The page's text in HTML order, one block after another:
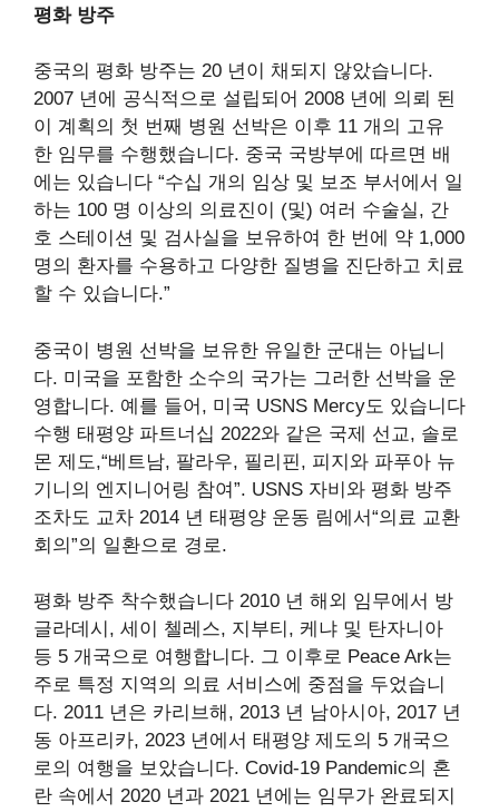
평화 방주
중국의 평화 방주는 20 년이 채되지 않았습니다.
2007 년에 공식적으로 설립되어 2008 년에 의뢰 된
이 계획의 첫 번째 병원 선박은 이후 11 개의 고유
한 임무를 수행했습니다. 중국 국방부에 따르면 배
에는 있습니다 “수십 개의 임상 및 보조 부서에서 일
하는 100 명 이상의 의료진이 (및) 여러 수술실, 간
호 스테이션 및 검사실을 보유하여 한 번에 약 1,000
명의 환자를 수용하고 다양한 질병을 진단하고 치료
할 수 있습니다.”
중국이 병원 선박을 보유한 유일한 군대는 아닙니
다. 미국을 포함한 소수의 국가는 그러한 선박을 운
영합니다. 예를 들어, 미국 USNS Mercy도 있습니다
수행 태평양 파트너십 2022와 같은 국제 선교, 솔로
몬 제도,“베트남, 팔라우, 필리핀, 피지와 파푸아 뉴
기니의 엔지니어링 참여”. USNS 자비와 평화 방주
조차도 교차 2014 년 태평양 운동 림에서“의료 교환
회의”의 일환으로 경로.
평화 방주 착수했습니다 2010 년 해외 임무에서 방
글라데시, 세이 첼레스, 지부티, 케냐 및 탄자니아
등 5 개국으로 여행합니다. 그 이후로 Peace Ark는
주로 특정 지역의 의료 서비스에 중점을 두었습니
다. 2011 년은 카리브해, 2013 년 남아시아, 2017 년
동 아프리카, 2023 년에서 태평양 제도의 5 개국으
로의 여행을 보았습니다. Covid-19 Pandemic의 혼
란 속에서 2020 년과 2021 년에는 임무가 완료되지